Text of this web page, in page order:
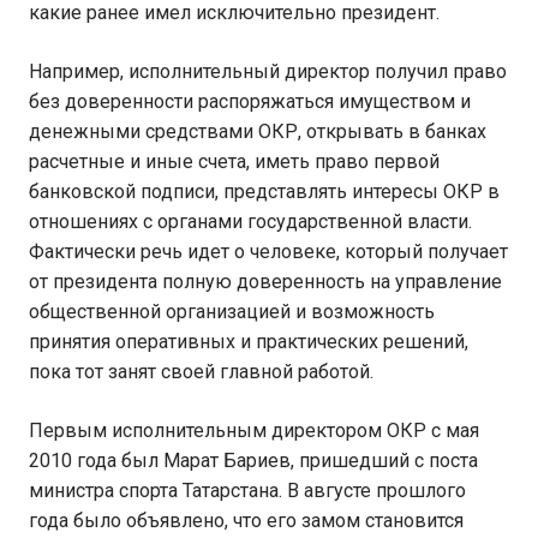
какие ранее имел исключительно президент.
Например, исполнительный директор получил право
без доверенности распоряжаться имуществом и
денежными средствами ОКР, открывать в банках
расчетные и иные счета, иметь право первой
банковской подписи, представлять интересы ОКР в
отношениях с органами государственной власти.
Фактически речь идет о человеке, который получает
от президента полную доверенность на управление
общественной организацией и возможность
принятия оперативных и практических решений,
пока тот занят своей главной работой.
Первым исполнительным директором ОКР с мая
2010 года был Марат Бариев, пришедший с поста
министра спорта Татарстана. В августе прошлого
года было объявлено, что его замом становится